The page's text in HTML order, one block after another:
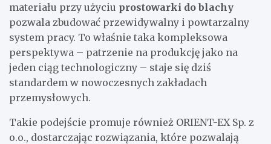
materiału przy użyciu prostowarki do blachy
pozwala zbudować przewidywalny i powtarzalny
system pracy. To właśnie taka kompleksowa
perspektywa – patrzenie na produkcję jako na
jeden ciąg technologiczny – staje się dziś
standardem w nowoczesnych zakładach
przemysłowych.
Takie podejście promuje również ORIENT-EX Sp. z
o.o., dostarczając rozwiązania, które pozwalają